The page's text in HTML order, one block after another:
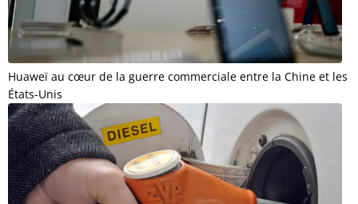
Huaweï au cœur de la guerre commerciale entre la Chine et les
États-Unis